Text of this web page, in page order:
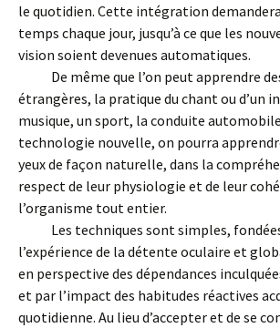
le quotidien. Cette intégration
temps chaque jour, jusqu’à ce que les
vision soient devenues automatiques.
De même que l’on peut apprendre
étrangères, la pratique du chant ou d’un
musique, un sport, la conduite
technologie nouvelle, on pourra
yeux de façon naturelle, dans la
respect de leur physiologie et de leur
l’organisme tout entier.
Les techniques sont simples,
l’expérience de la détente oculaire et
en perspective des dépendances
et par l’impact des habitudes réactives
quotidienne. Au lieu d’accepter et de se